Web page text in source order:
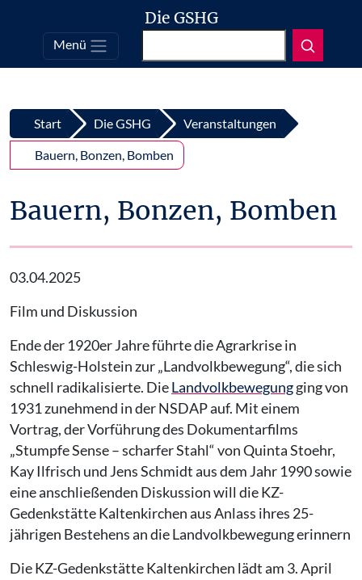
Top
Zum Inhalt springen
Die GSHG
Menü
Start Die GSHG Veranstaltungen
Bauern, Bonzen, Bomben
Bauern, Bonzen, Bomben
03.04.2025
Film und Diskussion
Ende der 1920er Jahre führte die Agrarkrise in
Schleswig-Holstein zur „Landvolkbewegung“, die sich
schnell radikalisierte. DieLandvolkbewegungging von
1931 zunehmend in der NSDAP auf. Mit einem
Vortrag, der Vorführung des Dokumentarfilms
„Stumpfe Sense – scharfer Stahl“ von Quinta Stoehr,
Kay Ilfrisch und Jens Schmidt aus dem Jahr 1990 sowie
eine anschließenden Diskussion will die KZ-
Gedenkstätte Kaltenkirchen aus Anlass ihres 25-
jährigen Bestehens an die Landvolkbewegung erinnern
Die KZ-Gedenkstätte Kaltenkirchen lädt am 3. April